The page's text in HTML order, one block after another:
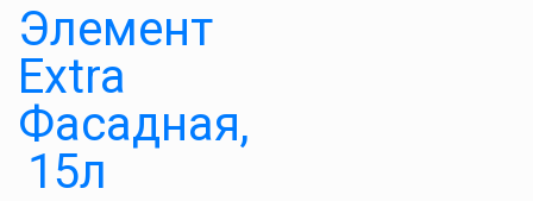
Элемент
Extra
Фасадная,
15л